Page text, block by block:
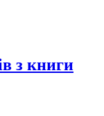
з книги